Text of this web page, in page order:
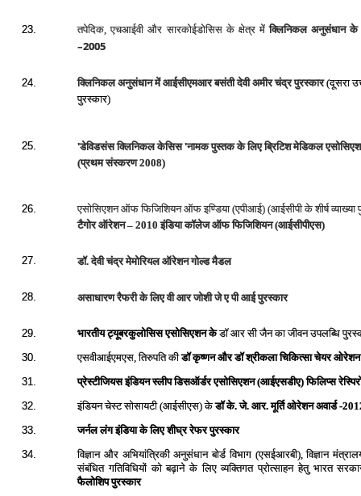
23. तपेदिक, एचआईवी और सारकोईडोसिस के क्षेत्र में क्लिनिकल अनुसंधान के
–
24. क्लिनिकल अनुसंधान में आईसीएमआर बसंती देवी अमीर चंद्र पुरस्‍कार(दूसरा
पुरस्कार)
25. 'डेविडसंस क्लिनिकल केसिस'नामक पुस्‍तक के लिए ब्रिटिश मेडिकल
(प्रथम संस्‍करण 2008)
26. एसोसिएशन ऑफ फिजिशियन ऑफ इण्डिया (एपीआई) (आईसीपी के शीर्ष
टैगोर ऑरेशन – 2010 इंडिया कॉलेज ऑफ फिजिशियन (आईसीपीएस)
27. डॉ. देवी चंद्र मेमोरियल ऑरेशन गोल्‍ड मैडल
28. असाधारण रैफरी के लिए वी आर जोशी जे ए पी आई पुरस्‍कार
29. भारतीय ट्यूबरकुलोसिस एसोसिएशन केडॉ आर सी जैन का जीवन उपलब्धि
30. एसवीआईएमएस, तिरुपति कीडॉ कृष्णन और डॉ श्रीकला चिकित्सा चेयर ओरेशन
31. प्रेस्टीजियस इंडियन स्लीप डिसऑर्डर एसोसिएशन (आईएसडीए) फिलिप्स
32. इंडियन चेस्ट सोसायटी (आईसीएस) केडॉ के. जे. आर. मूर्ति ओरेशन अवार्ड -
33. जर्नल लंग इंडिया के लिए शीघ्र रेफर पुरस्कार
34. विज्ञान और अभियांत्रिकी अनुसंधान बोर्ड विभाग (एसईआरबी), विज्ञान
संबंधित गतिविधियों को बढ़ाने के लिए व्यक्तिगत प्रोत्साहन हेतु भारत
फैलोशिप पुरस्कार